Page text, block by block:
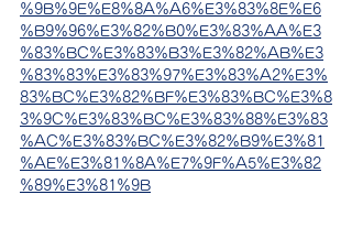
%9B%9E%E8%8A%A6%E3%83%8E%E6
%B9%96%E3%82%B0%E3%83%AA%E3
%83%BC%E3%83%B3%E3%82%AB%E3
%83%83%E3%83%97%E3%83%A2%E3%
83%BC%E3%82%BF%E3%83%BC%E3%8
3%9C%E3%83%BC%E3%83%88%E3%83
%AC%E3%83%BC%E3%82%B9%E3%81
%AE%E3%81%8A%E7%9F%A5%E3%82
%89%E3%81%9B